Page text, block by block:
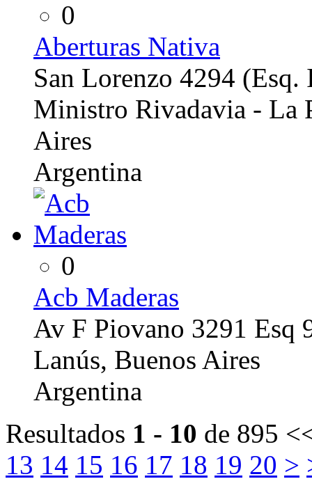
0
Aberturas Nativa
San Lorenzo 4294
Ministro Rivadavia - La
Aires
Argentina
0
Acb Maderas
Av F Piovano 3291 Esq
Lanús, Buenos Aires
Argentina
Resultados 1 - 10 de 895
13 14 15 16 17 18 19 20 >